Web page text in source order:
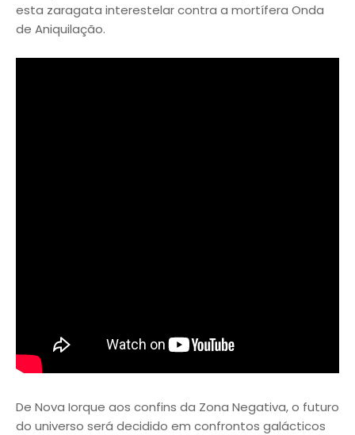
esta zaragata interestelar contra a mortífera Onda
de Aniquilação.
De Nova Iorque aos confins da Zona Negativa, o futuro
do universo será decidido em confrontos galácticos